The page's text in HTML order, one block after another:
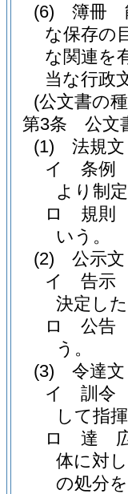
(6)
簿冊
な保存の
な関連を
当な行政
(公文書の
第3条
公文
(1)
法規文
イ
条例
より制
ロ
規則
いう。
(2)
公示文
イ
告示
決定し
ロ
公告
う。
(3)
令達文
イ
訓令
して指
ロ
達 広
体に対
の処分